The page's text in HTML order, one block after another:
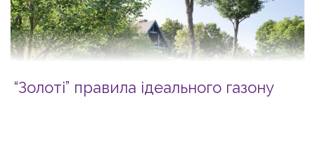
“Золоті” правила ідеального газону